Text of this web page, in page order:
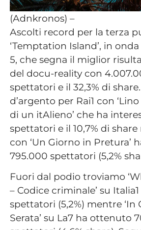
(Adnkronos) –
Ascolti record per la terza
‘Temptation Island’, in
5, che segna il miglior
del docu-reality con
spettatori e il 32,3% di
d’argento per Rai1 con
di un itAlieno’ che ha
spettatori e il 10,7% di
con ‘Un Giorno in Pretura’
795.000 spettatori (5,2%
Fuori dal podio troviamo
– Codice criminale’ su
spettatori (5,2%) mentre ‘In
Serata’ su La7 ha ottenuto